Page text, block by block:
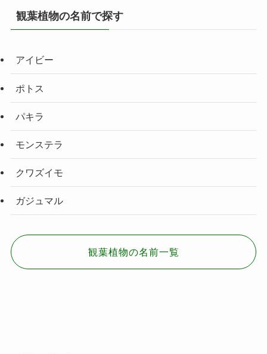
観葉植物の名前で探す
アイビー
ポトス
パキラ
モンステラ
クワズイモ
ガジュマル
観葉植物の名前一覧